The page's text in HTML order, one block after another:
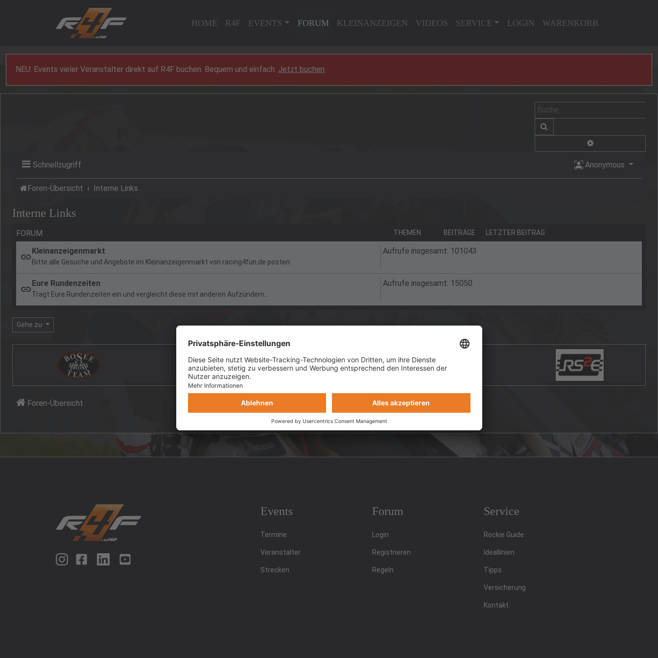
HOME R4F EVENTS FORUM KLEINANZEIGEN VIDEOS SERVICE LOGIN WARENKORB
NEU: Events vieler Veranstalter direkt auf R4F buchen. Bequem und einfach. Jetzt buchen
Schnellzugriff Anonymous
Foren-Übersicht Interne Links
Interne Links
FORUM THEMEN BEITRÄGE LETZTER BEITRAG
Kleinanzeigenmarkt
Bitte alle Gesuche und Angebote im Kleinanzeigenmarkt von racing4fun.de posten.
Aufrufe insgesamt: 101043
Eure Rundenzeiten
Tragt Eure Rundenzeiten ein und vergleicht diese mit anderen Aufzündern...
Aufrufe insgesamt: 15050
Gehe zu
Foren-Übersicht
Events
Termine
Veranstalter
Strecken
Forum
Login
Registrieren
Regeln
Service
Rockie Guide
Ideallinien
Tipps
Versicherung
Kontakt